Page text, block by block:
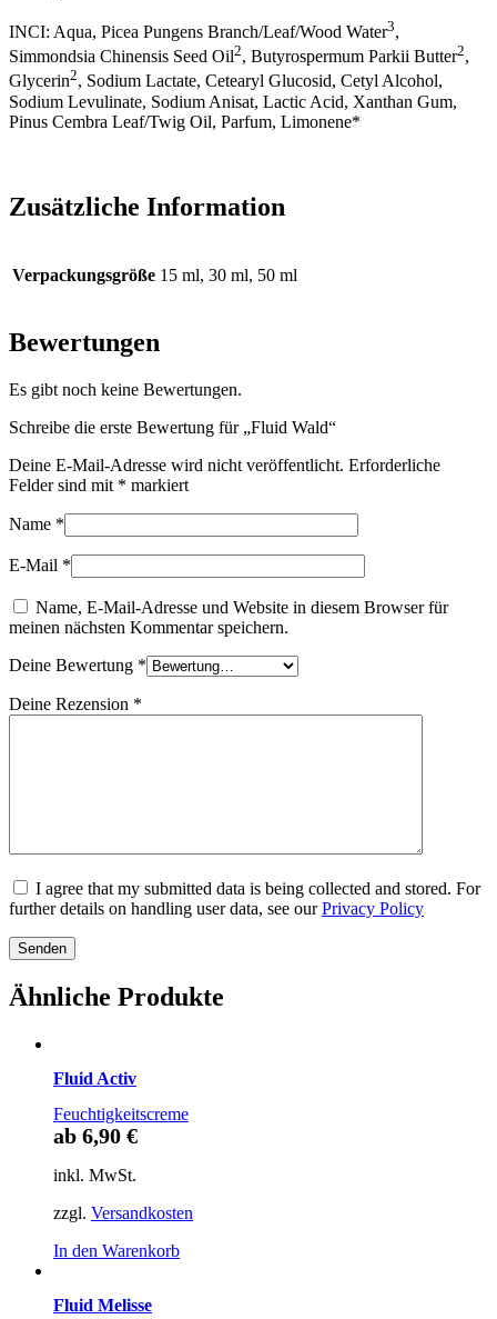
INCI: Aqua, Picea Pungens Branch/Leaf/Wood Water3,
Simmondsia Chinensis Seed Oil2, Butyrospermum Parkii Butter2,
Glycerin2, Sodium Lactate, Cetearyl Glucosid, Cetyl Alcohol,
Sodium Levulinate, Sodium Anisat, Lactic Acid, Xanthan Gum,
Pinus Cembra Leaf/Twig Oil, Parfum, Limonene*
Zusätzliche Information
Verpackungsgröße 15 ml, 30 ml, 50 ml
Bewertungen
Es gibt noch keine Bewertungen.
Schreibe die erste Bewertung für „Fluid Wald“
Deine E-Mail-Adresse wird nicht veröffentlicht. Erforderliche
Felder sind mit * markiert
Name *
E-Mail *
Name, E-Mail-Adresse und Website in diesem Browser für
meinen nächsten Kommentar speichern.
Deine Bewertung *
Deine Rezension *
I agree that my submitted data is being collected and stored. For
further details on handling user data, see ourPrivacy Policy
Ähnliche Produkte
Fluid Activ
Feuchtigkeitscreme
ab 6,90 €
inkl. MwSt.
zzgl. Versandkosten
In den Warenkorb
Fluid Melisse